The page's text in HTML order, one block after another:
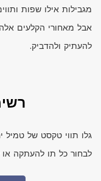
מגבילות אילו שפות
אבל מאחורי הקלעים
להעתיק ולהדביק.
גלו תווי טקסט של
לבחור כל תו להעתקה